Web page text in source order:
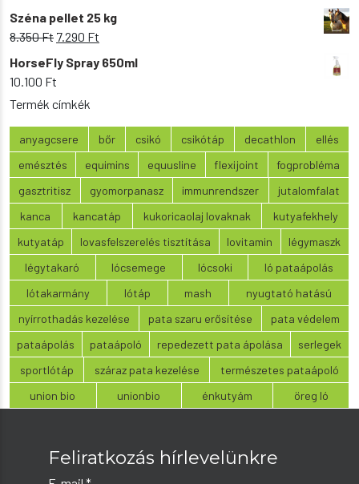
price
was:
price
is:
Széna pellet 25 kg
8.350Ft Original
price
was:
7.290 Ft
price
HorseFly Spray 650ml
10.100 Ft
Termék címkék
anyagcsere bőr csikó csikótáp decathlon
ellés
emésztés
equimins equusline flexijoint
fogprobléma
gasztritisz
gyomorpanasz immunrendszer
jutalomfalat
kanca
kancatáp kukoricaolaj lovaknak
kutyafekhely
kutyatáp
lovasfelszerelés tisztítása lovitamin
légymaszk
légytakaró
lócsemege lócsoki
ló pataápolás
lótakarmány
lótáp mash
nyugtató hatású
nyírrothadás kezelése
pata szaru erősítése
pata védelem
pataápolás
pataápoló repedezett pata ápolása
serlegek
sportlótáp
száraz pata kezelése
természetes pataápoló
union bio
unionbio énkutyám öreg ló
Feliratkozás hírlevelünkre